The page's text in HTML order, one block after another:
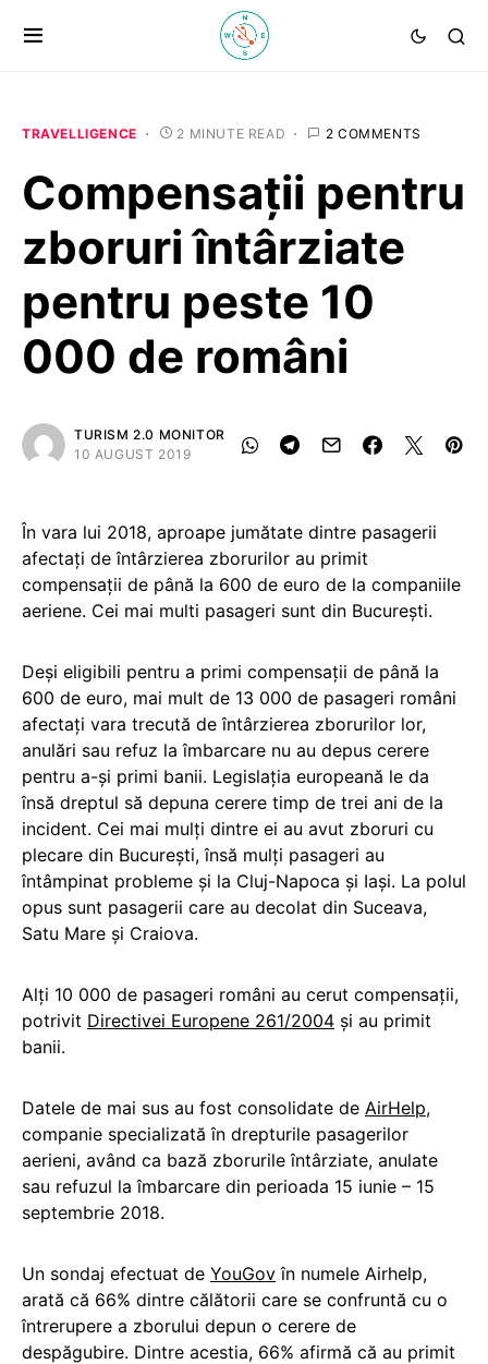
TRAVELLIGENCE 2 MINUTE READ 2 COMMENTS
Compensații pentru
zboruri întârziate
pentru peste 10
000 de români
TURISM 2.0 MONITOR
10 AUGUST 2019
În vara lui 2018, aproape jumătate dintre pasagerii
afectați de întârzierea zborurilor au primit
compensații de până la 600 de euro de la companiile
aeriene. Cei mai multi pasageri sunt din București.
Deși eligibili pentru a primi compensații de până la
600 de euro, mai mult de 13 000 de pasageri români
afectați vara trecută de întârzierea zborurilor lor,
anulări sau refuz la îmbarcare nu au depus cerere
pentru a-și primi banii. Legislația europeană le da
însă dreptul să depuna cerere timp de trei ani de la
incident. Cei mai mulți dintre ei au avut zboruri cu
plecare din București, însă mulți pasageri au
întâmpinat probleme și la Cluj-Napoca și Iași. La polul
opus sunt pasagerii care au decolat din Suceava,
Satu Mare și Craiova.
Alți 10 000 de pasageri români au cerut compensații,
potrivit Directivei Europene 261/2004 și au primit
banii.
Datele de mai sus au fost consolidate de AirHelp,
companie specializată în drepturile pasagerilor
aerieni, având ca bază zborurile întârziate, anulate
sau refuzul la îmbarcare din perioada 15 iunie – 15
septembrie 2018.
Un sondaj efectuat de YouGov în numele Airhelp,
arată că 66% dintre călătorii care se confruntă cu o
întrerupere a zborului depun o cerere de
despăgubire. Dintre acestia, 66% afirmă că au primit